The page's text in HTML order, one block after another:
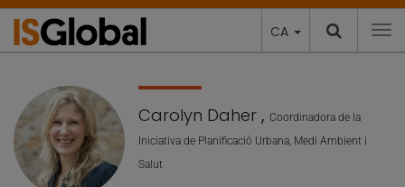
CA
Carolyn Daher , Coordinadora de la
Iniciativa de Planificació Urbana, Medi Ambient i
Salut